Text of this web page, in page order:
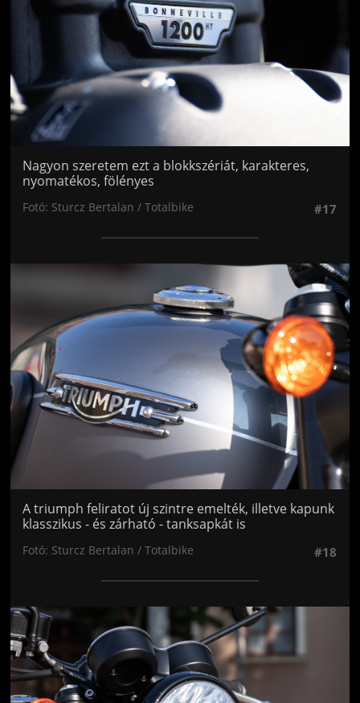
Nagyon szeretem ezt a blokkszériát, karakteres,
nyomatékos, fölényes
Fotó: Sturcz Bertalan / Totalbike #17
Jön még kép!
A triumph feliratot új szintre emelték, illetve kapunk
klasszikus - és zárható - tanksapkát is
Fotó: Sturcz Bertalan / Totalbike #18
Jön még kép!